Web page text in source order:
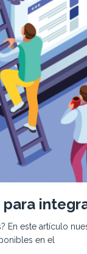
En este artículo
en el